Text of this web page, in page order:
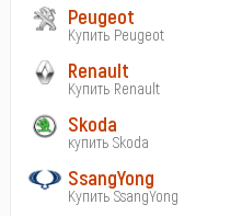
Peugeot
Купить Peugeot
Renault
Купить Renault
Skoda
купить Skoda
SsangYong
Купить SsangYong